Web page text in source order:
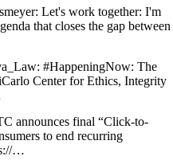
Let's work together: I'm
that closes the gap between
#HappeningNow: The
Center for Ethics, Integrity
announces final “Click-to-
to end recurring
…